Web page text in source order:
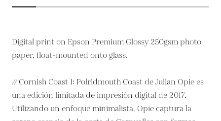
Digital print on Epson Premium Glossy 250gsm photo
paper, float-mounted onto glass.
// Cornish Coast 1: Polridmouth Coast de Julian Opie es
una edición limitada de impresión digital de 2017.
Utilizando un enfoque minimalista, Opie captura la